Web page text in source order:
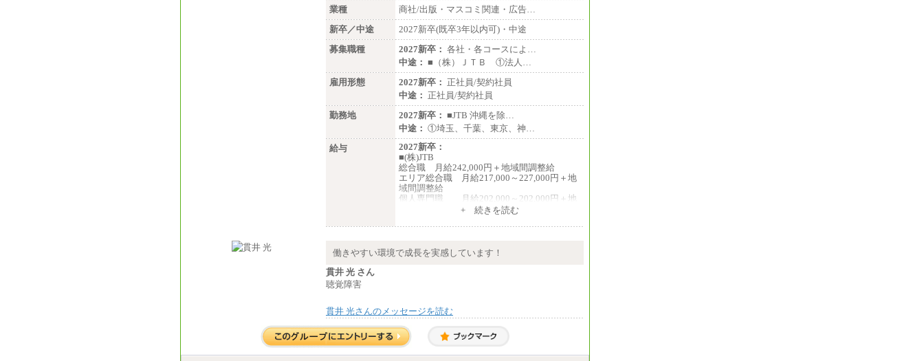
業種
商社/出版・マスコミ関連・広告…
新卒／中途
2027新卒(既卒3年以内可)・中途
募集職種
2027新卒： 各社・各コースによ…
中途： ■（株）ＪＴＢ ①法人…
雇用形態
2027新卒： 正社員/契約社員
中途： 正社員/契約社員
勤務地
2027新卒： ■JTB 沖縄を除…
中途： ①埼玉、千葉、東京、神…
給与
2027新卒：
■(株)JTB
総合職 月給242,000円＋地域間調整給
エリア総合職 月給217,000～227,000円＋地
域間調整給
個人専門職 月給202,000～202,000円＋地
※詳細はJTBキャリアサイトよりご確認くだ
さい。
■(株)JTB商事
総合職 月給208,000～235,000円
■(株)JTBパブリッシング ※2027年新卒募集
終了
総合職 月給271,000円
+ 続きを読む
働きやすい環境で成長を実感しています！
貫井 光 さん
聴覚障害
貫井 光さんのメッセージを読む